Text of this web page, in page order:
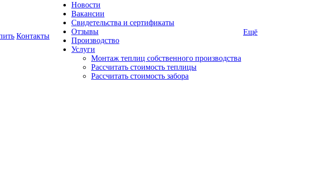
Контакты
Новости
Вакансии
Свидетельства и сертификаты
Отзывы
Производство
Услуги
Монтаж теплиц собственного производства
Рассчитать стоимость теплицы
Рассчитать стоимость забора
Ещё